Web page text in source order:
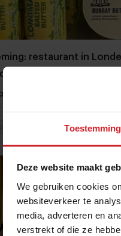
Toestemming
Deze website maakt
We gebruiken cookies
websiteverkeer te
media, adverteren en
verstrekt of die ze
restaurant in
voor een boterrenaissance
16 februari 2026| 3